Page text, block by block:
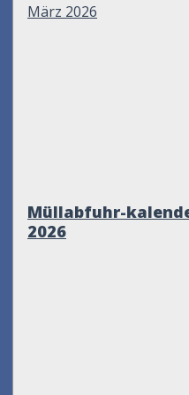
März 2026
Müllabfuhr-
2026